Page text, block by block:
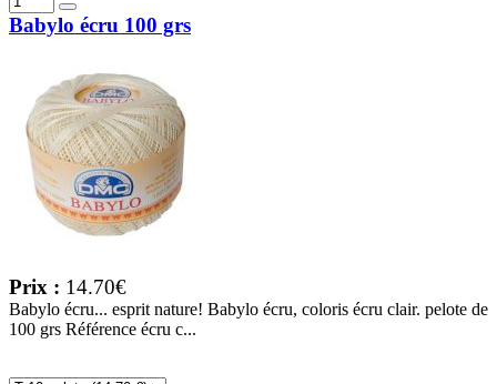
Babylo écru 100 grs
Prix : 14.70€
Babylo écru... esprit nature! Babylo écru, coloris écru clair. pelote de
100 grs Référence écru c...